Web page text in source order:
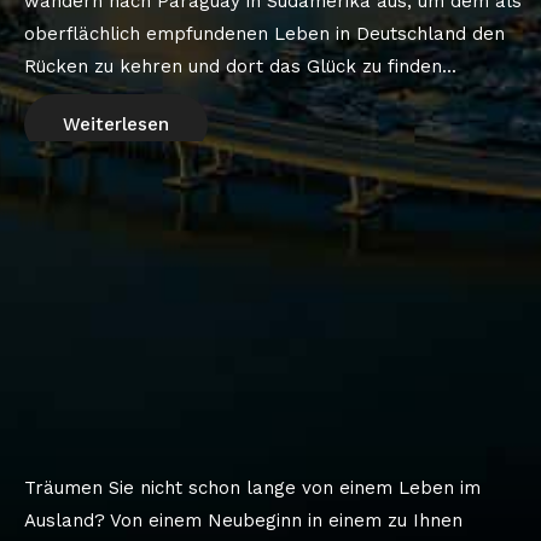
oberflächlich empfundenen Leben in Deutschland den
Rücken zu kehren und dort das Glück zu finden...
Weiterlesen
Träumen Sie nicht schon lange von einem Leben im
Ausland? Von einem Neubeginn in einem zu Ihnen